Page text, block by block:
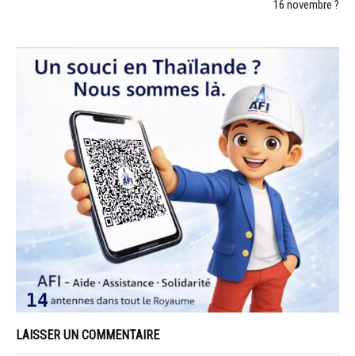
16 novembre ?
LAISSER UN COMMENTAIRE